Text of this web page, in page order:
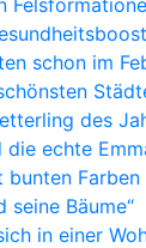
schon im
des
die echte
Farben
seine Bäume“
in einer